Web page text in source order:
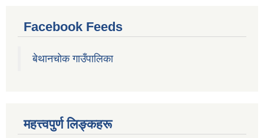
Facebook Feeds
बेथानचोक गाउँपालिका
महत्त्वपुर्ण लिङ्कहरू